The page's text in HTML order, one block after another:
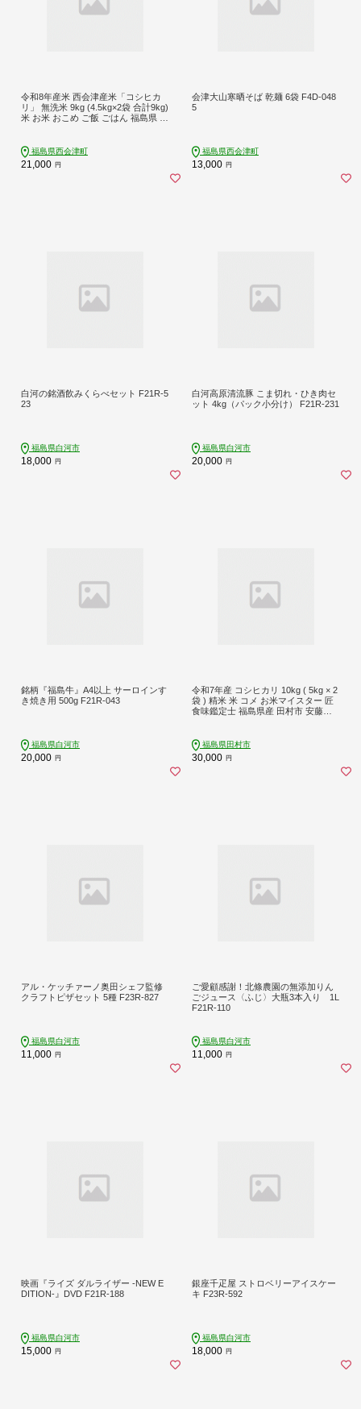
令和8年産米 西会津産米「コシヒカ
リ」 無洗米 9kg (4.5kg×2袋 合計9kg)
米 お米 おこめ ご飯 ごはん 福島県 西
福島県西会津町
21,000 円
会津大山寒晒そば 乾麺 6袋 F4D-048
5
福島県西会津町
13,000 円
白河の銘酒飲みくらべセット F21R-5
23
福島県白河市
18,000 円
白河高原清流豚 こま切れ・ひき肉セ
ット 4kg（パック小分け） F21R-231
福島県白河市
20,000 円
銘柄『福島牛』A4以上 サーロインす
き焼き用 500g F21R-043
福島県白河市
20,000 円
令和7年産 コシヒカリ 10kg ( 5kg × 2
袋 ) 精米 米 コメ お米マイスター 匠
食味鑑定士 福島県産 田村市 安藤米
福島県田村市
30,000 円
アル・ケッチァーノ奥田シェフ監修
クラフトピザセット 5種 F23R-827
福島県白河市
11,000 円
ご愛顧感謝！北條農園の無添加りん
ごジュース〈ふじ〉大瓶3本入り 1L
F21R-110
福島県白河市
11,000 円
映画『ライズ ダルライザー -NEW E
DITION-』DVD F21R-188
福島県白河市
15,000 円
銀座千疋屋 ストロベリーアイスケー
キ F23R-592
福島県白河市
18,000 円